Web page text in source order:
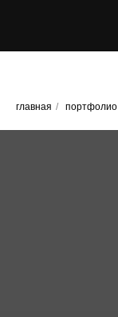
главная / портфолио